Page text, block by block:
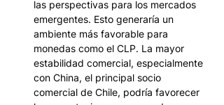
las perspectivas para los mercados
emergentes. Esto generaría un
ambiente más favorable para
monedas como el CLP. La mayor
estabilidad comercial, especialmente
con China, el principal socio
comercial de Chile, podría favorecer